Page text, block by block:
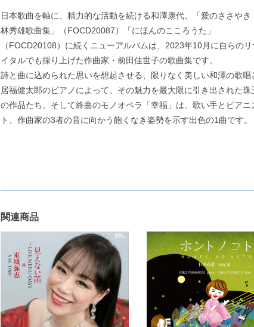
日本歌曲を軸に、精力的な活動を続ける和澤康代。「愛のささやき
林秀雄歌曲集」（FOCD20087）「にほんのこころうた」
（FOCD20108）に続くニューアルバムは、2023年10月に自らのリ
イタルでも採り上げた作曲家・前田佳世子の歌曲集です。
詩と曲に込められた思いを想起させる、限りなく美しい和澤の歌唱
居福健太郎のピアノによって、その魅力を最大限に引き出された珠
の作品たち。そして終曲のモノオペラ「幸福」は、歌い手とピアニ
ト、作曲家の3者の音に向かう飽くなき姿勢を示す出色の1曲です。
関連商品